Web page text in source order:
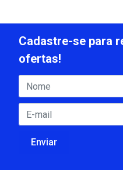
Cadastre-se para
ofertas!